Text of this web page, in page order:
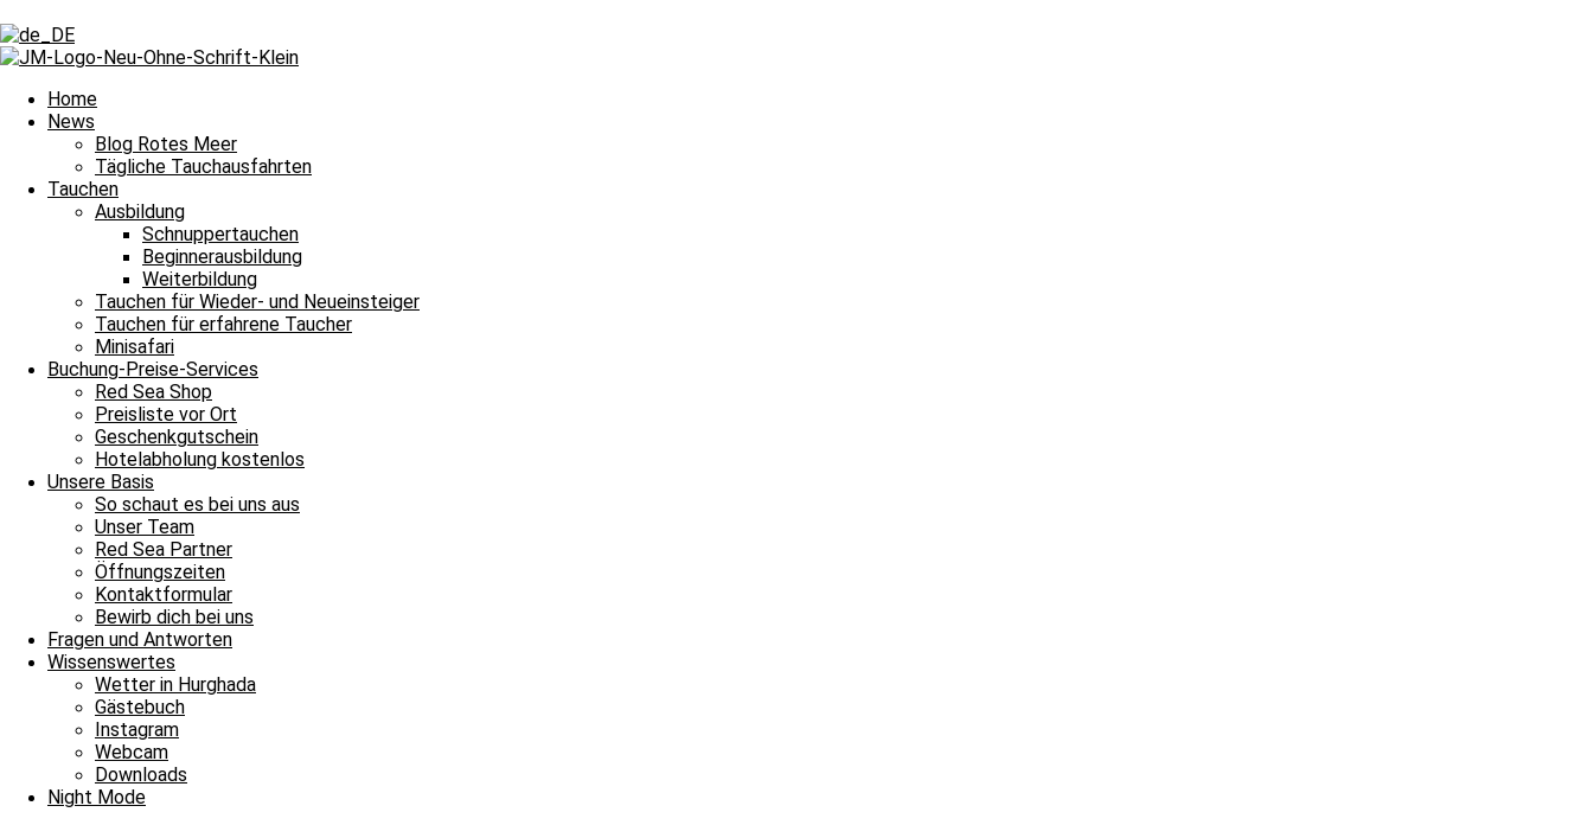
Home
News
Blog Rotes Meer
Tägliche Tauchausfahrten
Tauchen
Ausbildung
Schnuppertauchen
Beginnerausbildung
Weiterbildung
Tauchen für Wieder- und Neueinsteiger
Tauchen für erfahrene Taucher
Minisafari
Buchung-Preise-Services
Red Sea Shop
Preisliste vor Ort
Geschenkgutschein
Hotelabholung kostenlos
Unsere Basis
So schaut es bei uns aus
Unser Team
Red Sea Partner
Öffnungszeiten
Kontaktformular
Bewirb dich bei uns
Fragen und Antworten
Wissenswertes
Wetter in Hurghada
Gästebuch
Instagram
Webcam
Downloads
Night Mode
Schlagwort: Korallengarten
Schlagwort: Korallengarten
Tägliche Tauchausfahrten
Abtauchen – in unserem Element
Bitte einmal aktualisieren, um den Inhalt richtig anzuzeigen Abtauchen – in unserem Element und damit heißt es: Leinen los für
Weiterlesen »
29. Juni 2026Keine Kommentare
Tägliche Tauchausfahrten
Locker und entspannt über den bunten Korallengarten
Bitte einmal aktualisieren, um den Inhalt richtig anzuzeigen Locker und entspannt über den bunten Korallengarten und damit heißt es: Leinen
Weiterlesen »
17. Juni 2026Keine Kommentare
Tägliche Tauchausfahrten
Buntes Leben im farbenfrohen Korallengarten
Bitte einmal aktualisieren, um den Inhalt richtig anzuzeigen Buntes Leben im farbenfrohen Korallengarten und damit heißt es: Leinen los für
Weiterlesen »
11. Juni 2026Keine Kommentare
Tägliche Tauchausfahrten
Tolle Gäste, schöne Tauchplätze